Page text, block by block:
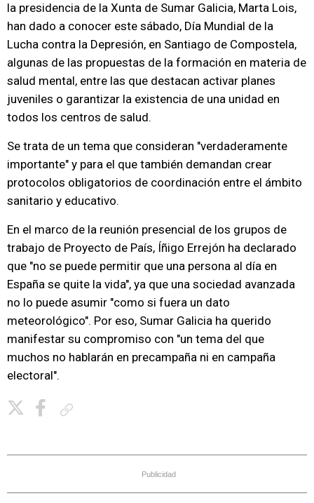
la presidencia de la Xunta de Sumar Galicia, Marta Lois,
han dado a conocer este sábado, Día Mundial de la
Lucha contra la Depresión, en Santiago de Compostela,
algunas de las propuestas de la formación en materia de
salud mental, entre las que destacan activar planes
juveniles o garantizar la existencia de una unidad en
todos los centros de salud.
Se trata de un tema que consideran "verdaderamente
importante" y para el que también demandan crear
protocolos obligatorios de coordinación entre el ámbito
sanitario y educativo.
En el marco de la reunión presencial de los grupos de
trabajo de Proyecto de País, Íñigo Errejón ha declarado
que "no se puede permitir que una persona al día en
España se quite la vida", ya que una sociedad avanzada
no lo puede asumir "como si fuera un dato
meteorológico". Por eso, Sumar Galicia ha querido
manifestar su compromiso con "un tema del que
muchos no hablarán en precampaña ni en campaña
electoral".
Publicidad